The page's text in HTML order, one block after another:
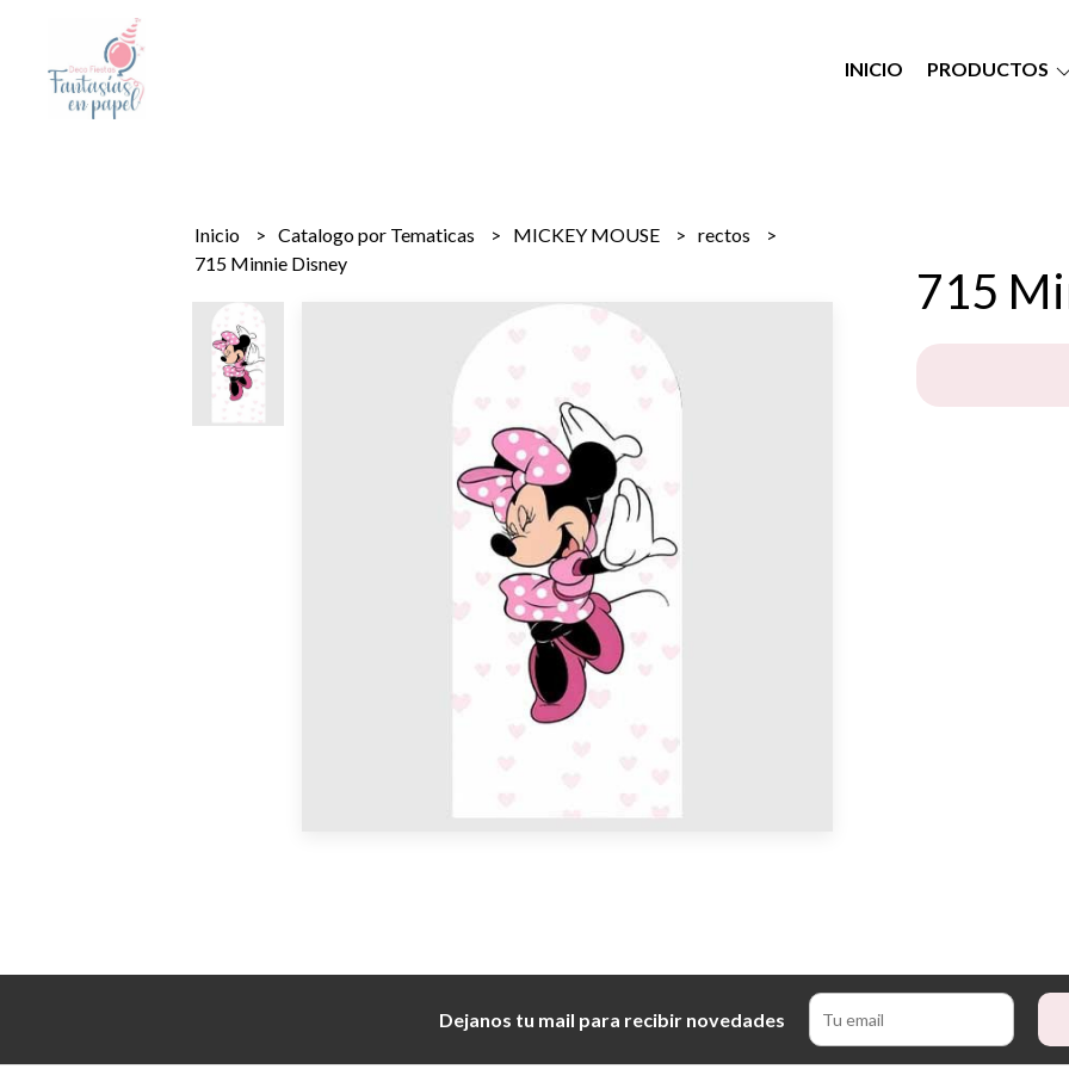
INICIO PRODUCTOS
Inicio Catalogo por Tematicas MICKEY MOUSE
rectos
715 Minnie Disney
715
Dejanos tu mail para recibir novedades